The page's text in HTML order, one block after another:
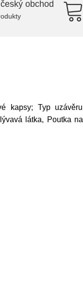
obchod
kapsy; Typ
látka, Poutka